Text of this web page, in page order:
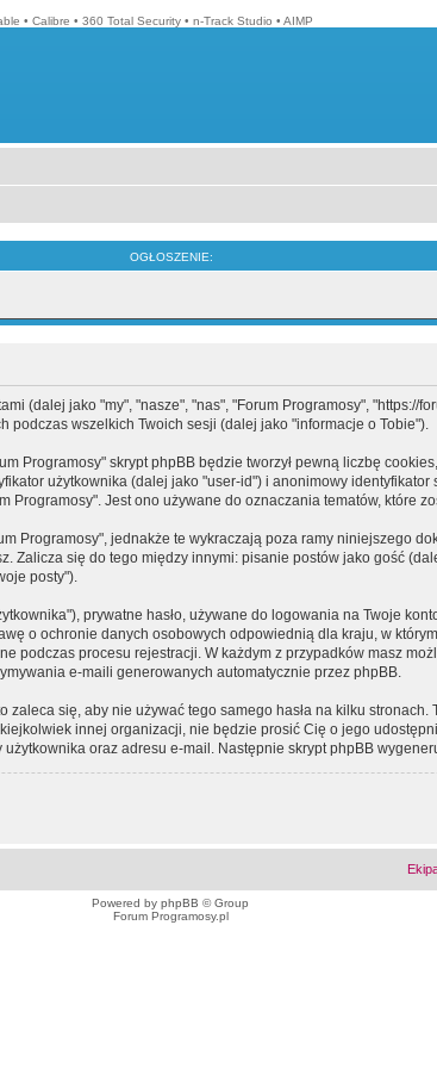
• Calibre • 360 Total Security • n-Track Studio • AIMP
OGŁOSZENIE:
(dalej jako "my", "nasze", "nas", "Forum Programosy", "https://
podczas wszelkich Twoich sesji (dalej jako "informacje o Tobie").
Programosy" skrypt phpBB będzie tworzył pewną liczbę
użytkownika (dalej jako "user-id") i anonimowy
Jest ono używane do oznaczania tematów, które
Programosy", jednakże te wykraczają poza ramy niniejszego
Zalicza się do tego między innymi: pisanie postów jako gość
posty").
prywatne hasło, używane do logowania na Twoje
o ochronie danych osobowych odpowiednią dla kraju, w
podczas procesu rejestracji. W każdym z przypadków masz
e-maili generowanych automatycznie przez phpBB.
się, aby nie używać tego samego hasła na kilku
innej organizacji, nie będzie prosić Cię o jego
oraz adresu e-mail. Następnie skrypt phpBB
Powered by phpBB © Group
Forum Programosy.pl